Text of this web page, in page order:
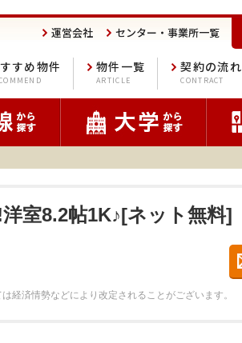
センター・事業所一覧
運営会社
契約の流れ
CONTRACT
物件一覧
ARTICLE
すめ物件
室8.2帖1K♪[ネット無料]
経済情勢などにより改定されることがございます。